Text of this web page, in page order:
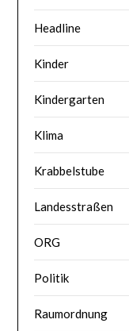
Headline
Kinder
Kindergarten
Klima
Krabbelstube
Landesstraßen
ORG
Politik
Raumordnung